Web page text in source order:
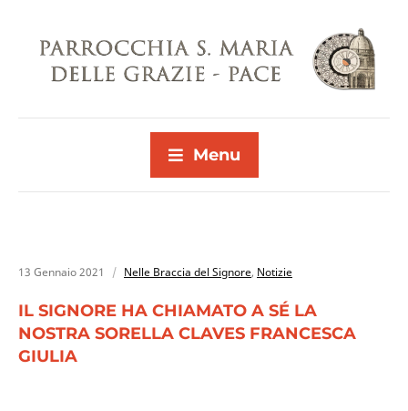
Menu
13 Gennaio 2021 Nelle Braccia del Signore, Notizie
IL SIGNORE HA CHIAMATO A SÉ LA
NOSTRA SORELLA CLAVES FRANCESCA
GIULIA